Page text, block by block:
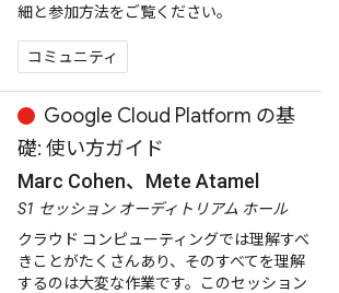
細と参加方法をご覧ください。
コミュニティ
Google Cloud Platform の基
礎: 使い方ガイド
Marc Cohen、Mete Atamel
S1 セッション オーディトリアム ホール
クラウド コンピューティングでは理解すべ
きことがたくさんあり、そのすべてを理解
するのは大変な作業です。このセッション